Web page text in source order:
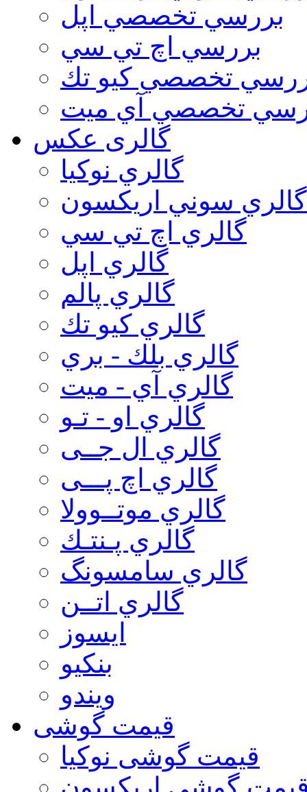
بررسي تخصصي اپل
بررسي اچ تي سي
تخصصي كيو تك
تخصصي آي ميت
گالری عکس
گالري نوكيا
گالري سوني اريكسون
گالري اچ تي سي
گالري اپل
گالري پالم
گالري كيو تك
گالري بلك - بري
گالري آي - ميت
گالري او - تـو
گالري ال جــی
گالري اچ پـــی
گالري موتــوولا
گالري پـنتـك
گالري سامسونگ
گالري اتــن
ایسوز
بنکیو
ویندو
قیمت گوشی
قیمت گوشی نوكيا